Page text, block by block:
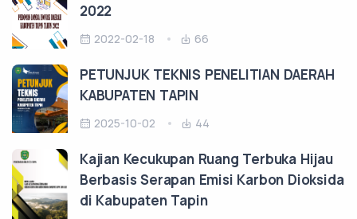
2022
2022-02-18 66
PETUNJUK TEKNIS PENELITIAN DAERAH
KABUPATEN TAPIN
2025-10-02 44
Kajian Kecukupan Ruang Terbuka Hijau
Berbasis Serapan Emisi Karbon Dioksida
di Kabupaten Tapin